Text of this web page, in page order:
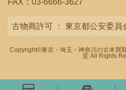
FAX：03-6666-3627
古物商許可 ： 東京都公安委
Copyright©東京・埼玉・神奈川の古本買
堂 All Rights